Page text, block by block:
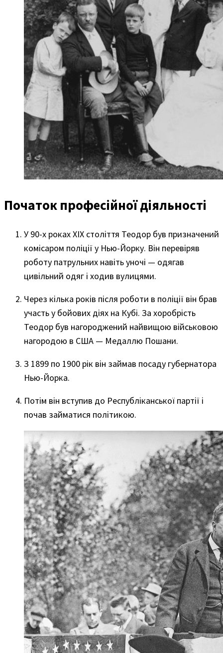
Початок професійної діяльності
У 90-х роках ХIХ століття Теодор був призначений
комісаром поліції у Нью-Йорку. Він перевіряв
роботу патрульних навіть уночі — одягав
цивільний одяг і ходив вулицями.
Через кілька років після роботи в поліції він брав
участь у бойових діях на Кубі. За хоробрість
Теодор був нагороджений найвищою військовою
нагородою в США — Медаллю Пошани.
З 1899 по 1900 рік він займав посаду губернатора
Нью-Йорка.
Потім він вступив до Республіканської партії і
почав займатися політикою.